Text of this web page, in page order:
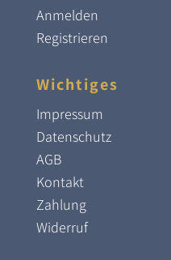
Anmelden
Registrieren
Wichtiges
Impressum
Datenschutz
AGB
Kontakt
Zahlung
Widerruf